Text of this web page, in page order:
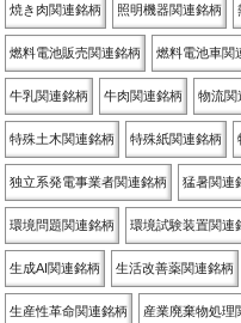
焼き肉関連銘柄 照明機器関連銘柄
燃料電池販売関連銘柄 燃料電池車関
牛乳関連銘柄 牛肉関連銘柄 物流関
特殊土木関連銘柄 特殊紙関連銘柄
独立系発電事業者関連銘柄 猛暑関連
環境問題関連銘柄 環境試験装置関連
生成AI関連銘柄 生活改善薬関連銘柄
生産性革命関連銘柄 産業廃棄物処理